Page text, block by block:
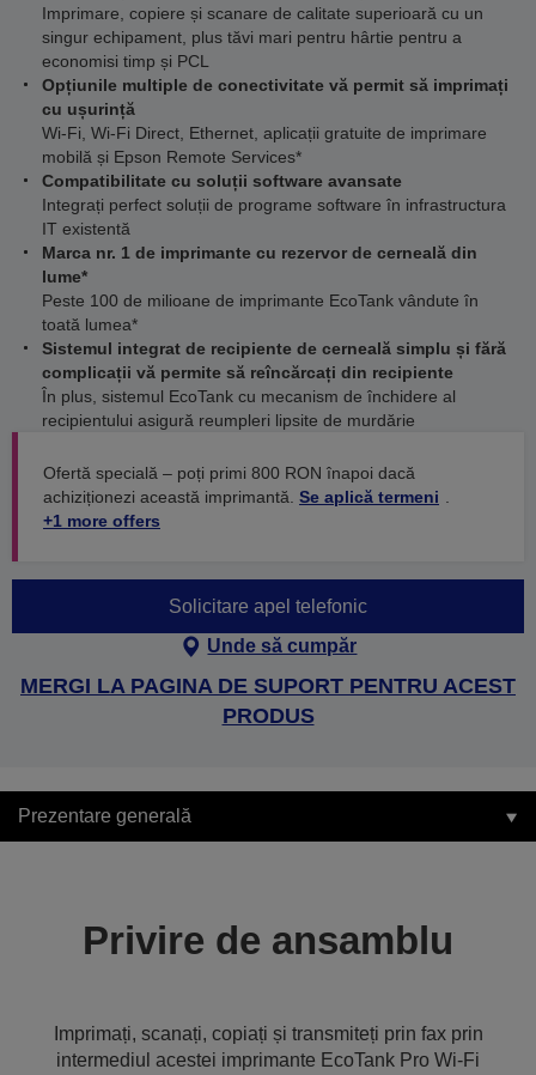
Imprimare, copiere și scanare de calitate superioară cu un
singur echipament, plus tăvi mari pentru hârtie pentru a
economisi timp și PCL
Opțiunile multiple de conectivitate vă permit să imprimați
cu ușurință
Wi-Fi, Wi-Fi Direct, Ethernet, aplicații gratuite de imprimare
mobilă și Epson Remote Services*
Compatibilitate cu soluții software avansate
Integrați perfect soluții de programe software în infrastructura
IT existentă
Marca nr. 1 de imprimante cu rezervor de cerneală din
lume*
Peste 100 de milioane de imprimante EcoTank vândute în
toată lumea*
Sistemul integrat de recipiente de cerneală simplu și fără
complicații vă permite să reîncărcați din recipiente
În plus, sistemul EcoTank cu mecanism de închidere al
recipientului asigură reumpleri lipsite de murdărie
Ofertă specială – poți primi 800 RON înapoi dacă
achiziționezi această imprimantă. Se aplică termeni
+1 more offers
Solicitare apel telefonic
Unde să cumpăr
MERGI LA PAGINA DE SUPORT PENTRU ACEST
PRODUS
Prezentare generală
Privire de ansamblu
Imprimați, scanați, copiați și transmiteți prin fax prin
intermediul acestei imprimante EcoTank Pro Wi-Fi